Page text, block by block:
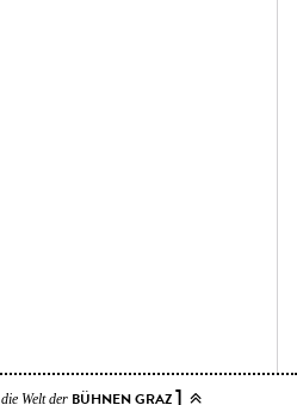
die Welt derBÜHNEN GRAZ]